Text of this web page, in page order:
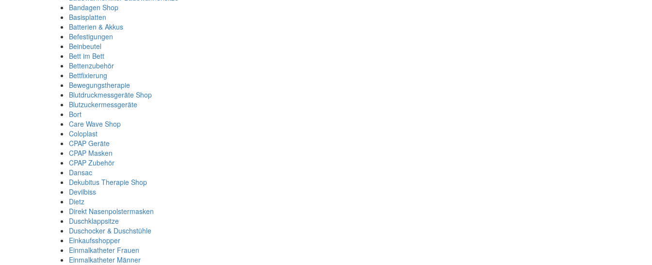
Bandagen Shop
Basisplatten
Batterien & Akkus
Befestigungen
Beinbeutel
Bett im Bett
Bettenzubehör
Bettfixierung
Bewegungstherapie
Blutdruckmessgeräte Shop
Blutzuckermessgeräte
Bort
Care Wave Shop
Coloplast
CPAP Geräte
CPAP Masken
CPAP Zubehör
Dansac
Dekubitus Therapie Shop
Devilbiss
Dietz
Direkt Nasenpolstermasken
Duschklappsitze
Duschocker & Duschstühle
Einkaufsshopper
Einmalkatheter Frauen
Einmalkatheter Männer